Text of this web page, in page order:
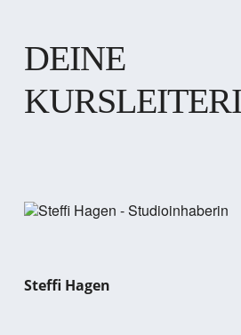
DEINE
Steffi Hagen